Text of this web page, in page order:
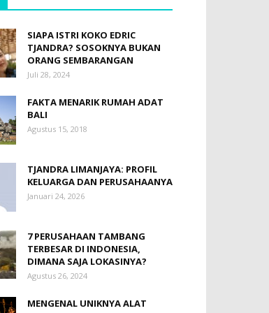
SIAPA ISTRI KOKO EDRIC
TJANDRA? SOSOKNYA BUKAN
ORANG SEMBARANGAN
Juli 28, 2024
FAKTA MENARIK RUMAH ADAT
BALI
Agustus 15, 2018
TJANDRA LIMANJAYA: PROFIL
KELUARGA DAN PERUSAHAANYA
Januari 24, 2026
7 PERUSAHAAN TAMBANG
TERBESAR DI INDONESIA,
DIMANA SAJA LOKASINYA?
Agustus 26, 2024
MENGENAL UNIKNYA ALAT